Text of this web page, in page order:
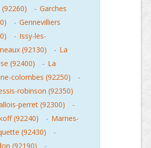
- Garches
- Gennevilliers
- Issy-les-
(92130)
- La
(92400)
- La
colombes (92250)
-
robinson (92350)
perret (92300)
-
(92240)
- Marnes-
(92430)
-
(92190)
-